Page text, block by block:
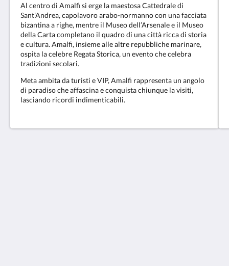
Al centro di Amalfi si erge la maestosa Cattedrale di
Sant’Andrea, capolavoro arabo-normanno con una facciata
bizantina a righe, mentre il Museo dell’Arsenale e il Museo
della Carta completano il quadro di una città ricca di storia
e cultura. Amalfi, insieme alle altre repubbliche marinare,
ospita la celebre Regata Storica, un evento che celebra
tradizioni secolari.
Meta ambita da turisti e VIP, Amalfi rappresenta un angolo
di paradiso che affascina e conquista chiunque la visiti,
lasciando ricordi indimenticabili.